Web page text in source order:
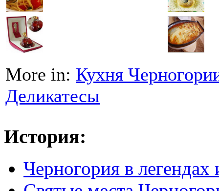
More in: Кухня
Деликатесы
История:
Черногория в легендах